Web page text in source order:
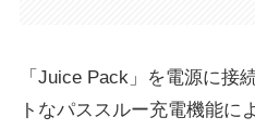
「Juice Pack」を電源に接
トなパススルー充電機能に